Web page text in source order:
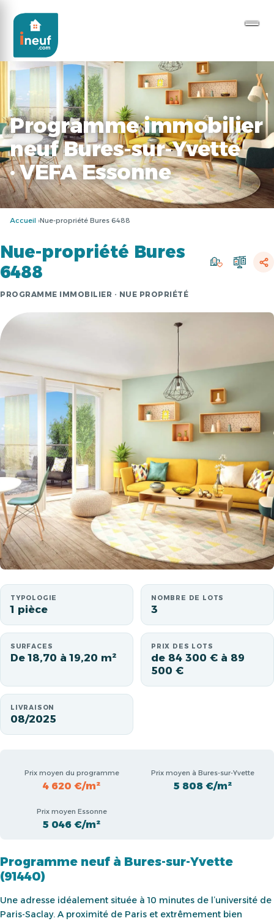
Programme immobilier
neuf Bures-sur-Yvette
· VEFA Essonne
Accueil Nue-propriété Bures 6488
Nue-propriété Bures
6488
PROGRAMME IMMOBILIER · NUE PROPRIÉTÉ
TYPOLOGIE
1 pièce
NOMBRE DE LOTS
3
SURFACES
De 18,70 à 19,20 m²
PRIX DES LOTS
de 84 300 € à 89
500 €
LIVRAISON
08/2025
Prix moyen du programme
4 620 €/m²
Prix moyen à Bures-sur-Yvette
5 808 €/m²
Prix moyen Essonne
5 046 €/m²
Programme neuf à Bures-sur-Yvette
(91440)
Une adresse idéalement située à 10 minutes de l’université de
Paris-Saclay. A proximité de Paris et extrêmement bien